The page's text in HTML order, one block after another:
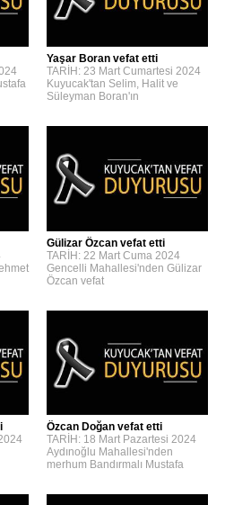
Yaşar Boran vefat etti
TARİH: 23 Mart Cumartesi 2024
Kuyucak'tan Selim, Halit ve
Süleyman Boran'ın
Gülizar Özcan vefat etti
TARİH: 22 Mart Cuma 2024
Gencelli Mahallesi'nden Gülizar
Özcan vefat
Özcan Doğan vefat etti
TARİH: 18 Mart Pazartesi 2024
Aydınoğlu Mahallesi'nden
merhum Bandırmalı Mustafa